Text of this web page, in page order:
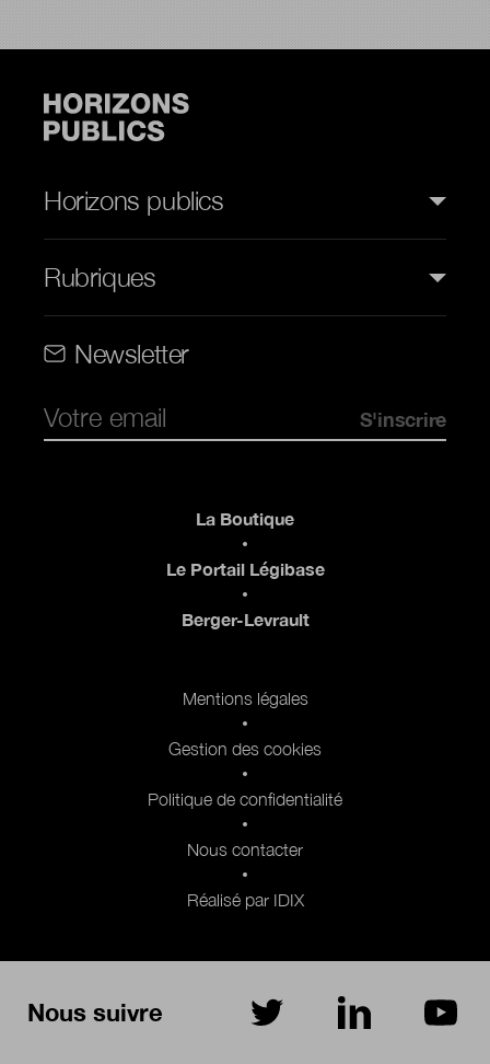
Horizons publics
Rubriques
Newsletter
Nous suivre sur Twitter sur LinkedInsur
La Boutique
Le Portail Légibase
Berger-Levrault
Mentions légales
Gestion des cookies
Politique de confidentialité
Nous contacter
Réalisé par IDIX